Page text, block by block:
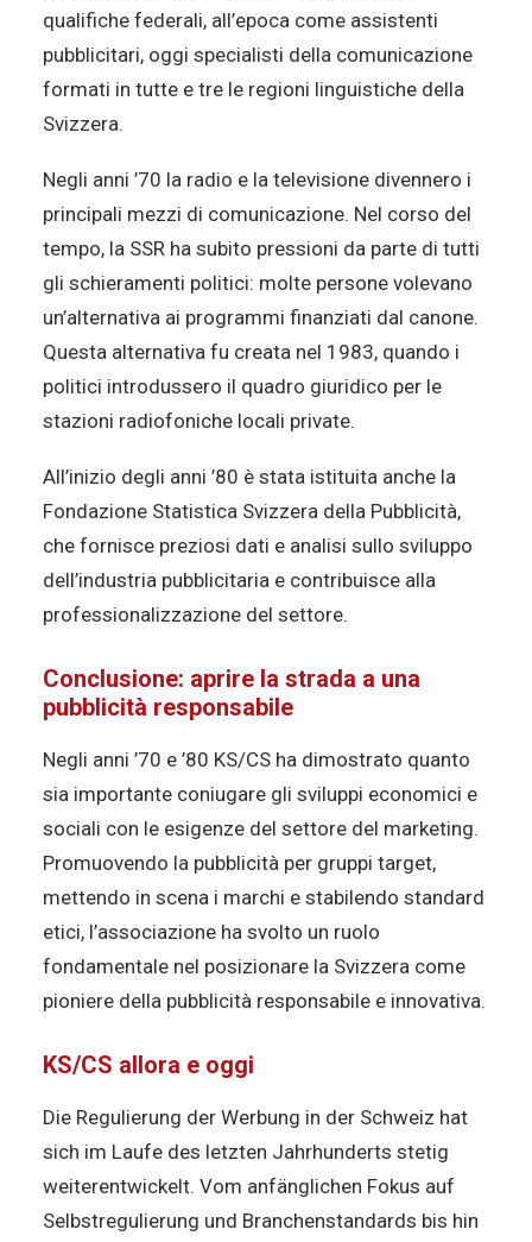
qualifiche federali, all’epoca come assistenti
pubblicitari, oggi specialisti della comunicazione
formati in tutte e tre le regioni linguistiche della
Svizzera.
Negli anni ’70 la radio e la televisione divennero i
principali mezzi di comunicazione. Nel corso del
tempo, la SSR ha subito pressioni da parte di tutti
gli schieramenti politici: molte persone volevano
un’alternativa ai programmi finanziati dal canone.
Questa alternativa fu creata nel 1983, quando i
politici introdussero il quadro giuridico per le
stazioni radiofoniche locali private.
All’inizio degli anni ’80 è stata istituita anche la
Fondazione Statistica Svizzera della Pubblicità,
che fornisce preziosi dati e analisi sullo sviluppo
dell’industria pubblicitaria e contribuisce alla
professionalizzazione del settore.
Conclusione: aprire la strada a una
pubblicità responsabile
Negli anni ’70 e ’80 KS/CS ha dimostrato quanto
sia importante coniugare gli sviluppi economici e
sociali con le esigenze del settore del marketing.
Promuovendo la pubblicità per gruppi target,
mettendo in scena i marchi e stabilendo standard
etici, l’associazione ha svolto un ruolo
fondamentale nel posizionare la Svizzera come
pioniere della pubblicità responsabile e innovativa.
KS/CS allora e oggi
Die Regulierung der Werbung in der Schweiz hat
sich im Laufe des letzten Jahrhunderts stetig
weiterentwickelt. Vom anfänglichen Fokus auf
Selbstregulierung und Branchenstandards bis hin